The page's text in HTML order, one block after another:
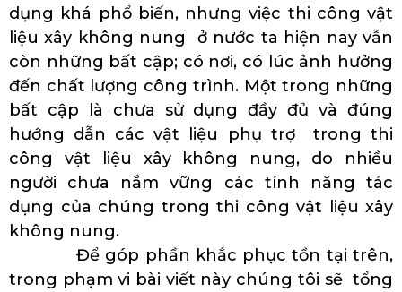
dụng khá phổ biến, nhưng việc thi công vật
liệu xây không nung ở nước ta hiện nay vẫn
còn những bất cập; có nơi, có lúc ảnh hưởng
đến chất lượng công trình. Một trong những
bất cập là chưa sử dụng đầy đủ và đúng
hướng dẫn các vật liệu phụ trợ trong thi
công vật liệu xây không nung, do nhiều
người chưa nắm vững các tính năng tác
dụng của chúng trong thi công vật liệu xây
không nung.
Để góp phần khắc phục tồn tại trên,
trong phạm vi bài viết này chúng tôi sẽ tổng